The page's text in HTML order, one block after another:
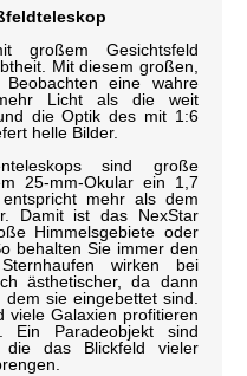
großem Gesichtsfeld
Mit diesem großen,
Beobachten eine wahre
Licht als die weit
die Optik des mit 1:6
helle Bilder.
sind große
25-mm-Okular ein 1,7
mehr als dem
Damit ist das NexStar
Himmelsgebiete oder
behalten Sie immer den
wirken bei
ästhetischer, da dann
sie eingebettet sind.
viele Galaxien profitieren
Ein Paradeobjekt sind
die das Blickfeld vieler